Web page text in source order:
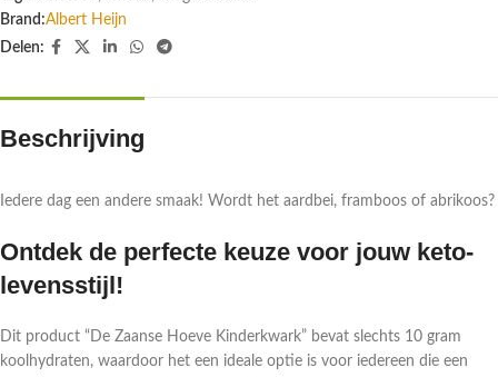
Brand:Albert Heijn
Delen:
Beschrijving
Iedere dag een andere smaak! Wordt het aardbei, framboos of abrikoos?
Ontdek de perfecte keuze voor jouw keto-
levensstijl!
Dit product “De Zaanse Hoeve Kinderkwark” bevat slechts 10 gram
koolhydraten, waardoor het een ideale optie is voor iedereen die een